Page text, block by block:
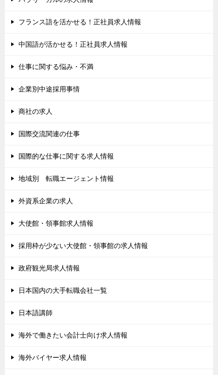
フランス語を活かせる！正社員求人情報
中国語が活かせる！正社員求人情報
仕事に関する悩み・不満
企業別中途採用事情
商社の求人
国際交流関連の仕事
国際的な仕事に関する求人情報
地域別 転職エージェント情報
外資系企業の求人
大使館・領事館求人情報
採用枠が少ない大使館・領事館の求人情報
政府観光局求人情報
日本国内の大手転職会社一覧
日本語講師
海外で働きたい会計士向け求人情報
海外バイヤー求人情報